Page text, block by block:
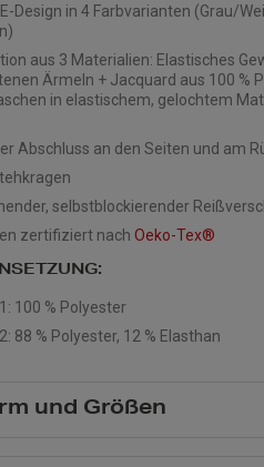
Design in 4 Farbvarianten (Grau/
aus 3 Materialien: Elastisches
Ärmeln + Jacquard aus 100 %
in elastischem, gelochtem
Abschluss an den Seiten und am
selbstblockierender
zertifiziert nach Oeko-Tex®
100 % Polyester
88 % Polyester, 12 % Elasthan
und Größen